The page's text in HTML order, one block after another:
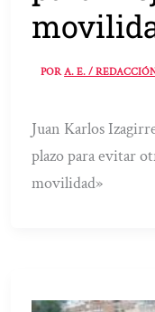
PORA. E. /
Juan Karlos
plazo para evitar
movilidad»